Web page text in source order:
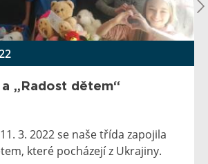
„Radost dětem“
3. 2022 se naše třída zapojila
které pocházejí z Ukrajiny.